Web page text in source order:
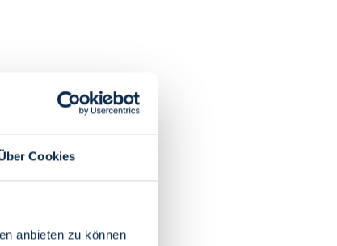
Cookies
anbieten zu können